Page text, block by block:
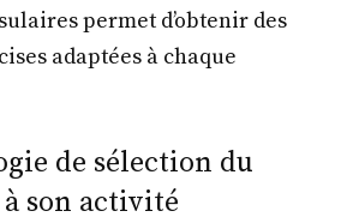
permet d’obtenir des
adaptées à chaque
de sélection du
son activité